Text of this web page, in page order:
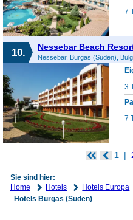
7
10. Nessebar Beach
Nessebar, Burgas (Süden),
3
7
1
Sie sind hier:
Home
Hotels Hotels Europa
Hotels Burgas (Süden)